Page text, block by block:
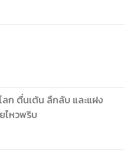
ก ตื่นเต้น ลึกลับ และแฝง
ไหวพริบ